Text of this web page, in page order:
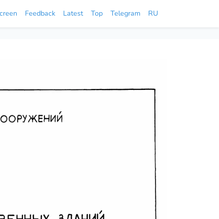
Feedback Latest Top Telegram RU